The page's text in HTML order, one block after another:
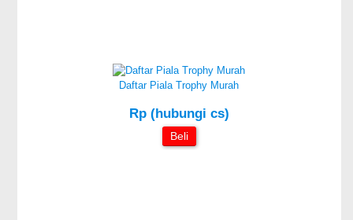
Daftar Piala Trophy Murah
Rp (hubungi cs)
Beli